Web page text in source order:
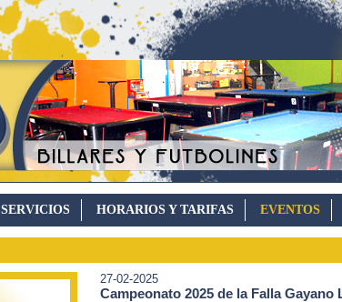
SERVICIOS HORARIOS Y TARIFAS EVENTOS
27-02-2025
Campeonato 2025 de la Falla Gayano